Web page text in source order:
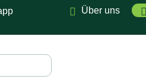
Über uns
Suche...